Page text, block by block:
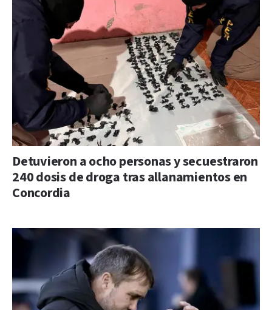
Detuvieron a ocho personas y secuestraron
240 dosis de droga tras allanamientos en
Concordia